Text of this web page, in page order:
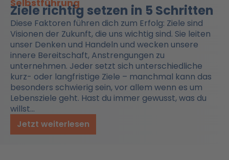
Selbstführung
Ziele richtig setzen in 5 Schritten
Diese Faktoren führen dich zum Erfolg: Ziele sind
Visionen der Zukunft, die uns wichtig sind. Sie leiten
unser Denken und Handeln und wecken unsere
innere Bereitschaft, Anstrengungen zu
unternehmen. Jeder setzt sich unterschiedliche
kurz- oder langfristige Ziele – manchmal kann das
besonders schwierig sein, vor allem wenn es um
Lebensziele geht. Hast du immer gewusst, was du
willst…
Jetzt weiterlesen